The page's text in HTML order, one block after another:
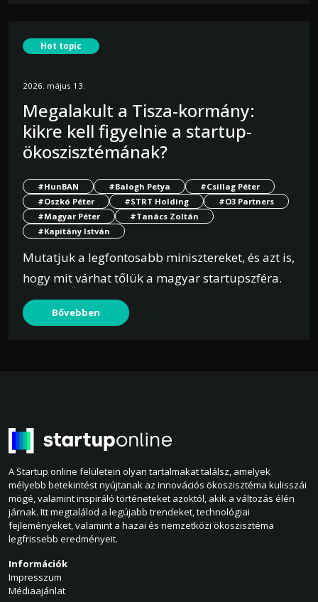
Hot topic
2026. május 13.
Megalakult a Tisza-kormány:
kikre kell figyelnie a startup-
ökoszisztémának?
#HunBAN #Balogh Petya
#Csillag Péter
#Oszkó Péter
#STRT Holding
#O3 Partners
#Magyar Péter
#Tanács Zoltán
#Kapitány István
Mutatjuk a legfontosabb minisztereket, és azt is,
hogy mit várhat tőlük a magyar startupszféra.
Bővebben
A Startup online felületein olyan tartalmakat találsz, amelyek
mélyebb betekintést nyújtanak az innovációs ökoszisztéma kulisszái
mögé, valamint inspiráló történeteket azoktól, akik a változás élén
járnak. Itt megtalálod a legújabb trendeket, technológiai
fejleményeket, valamint a hazai és nemzetközi ökoszisztéma
legfrissebb eredményeit.
Információk
Impresszum
Médiaajánlat